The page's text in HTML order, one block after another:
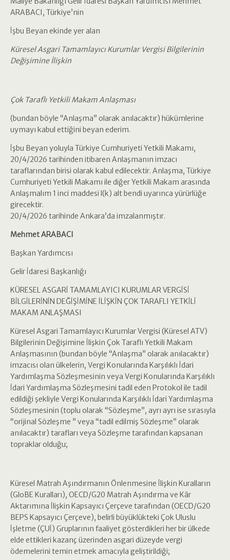
ARABACI, Türkiye’nin
İşbu Beyan ekinde yer alan
Küresel Asgari Tamamlayıcı Kurumlar Vergisi Bilgilerinin
Değişimine İlişkin
Çok Taraflı Yetkili Makam Anlaşması
(bundan böyle “Anlaşma” olarak anılacaktır) hükümlerine
uymayı kabul ettiğini beyan ederim.
İşbu Beyan yoluyla Türkiye Cumhuriyeti Yetkili Makamı,
20/4/2026 tarihinden itibaren Anlaşmanın imzacı
taraflarından birisi olarak kabul edilecektir. Anlaşma, Türkiye
Cumhuriyeti Yetkili Makamı ile diğer Yetkili Makam arasında
Anlaşmalım 1 inci maddesi l(k) alt bendi uyarınca yürürlüğe
girecektir.
20/4/2026 tarihinde Ankara’da imzalanmıştır.
Mehmet ARABACI
Başkan Yardımcısı
Gelir İdaresi Başkanlığı
KÜRESEL ASGARİ TAMAMLAYICI KURUMLAR VERGİSİ
BİLGİLERİNİN DEĞİŞİMİNE İLİŞKİN ÇOK TARAFLI YETKİLİ
MAKAM ANLAŞMASI
Küresel Asgari Tamamlayıcı Kurumlar Vergisi (Küresel ATV)
Bilgilerinin Değişimine İlişkin Çok Taraflı Yetkili Makam
Anlaşmasının (bundan böyle “Anlaşma” olarak anılacaktır)
imzacısı olan ülkelerin, Vergi Konularında Karşılıklı İdari
Yardımlaşma Sözleşmesinin veya Vergi Konularında Karşılıklı
İdari Yardımlaşma Sözleşmesini tadil eden Protokol ile tadil
edildiği şekliyle Vergi Konularında Karşılıklı İdari Yardımlaşma
Sözleşmesinin (toplu olarak “Sözleşme”, ayrı ayrı ise sırasıyla
“orijinal Sözleşme ” veya “tadil edilmiş Sözleşme” olarak
anılacaktır) tarafları veya Sözleşme tarafından kapsanan
topraklar olduğu;
Küresel Matrah Aşındırmanın Önlenmesine İlişkin Kuralların
(GloBE Kuralları), OECD/G20 Matrah Aşındırma ve Kâr
Aktarımına İlişkin Kapsayıcı Çerçeve tarafından (OECD/G20
BEPS Kapsayıcı Çerçeve), belirli büyüklükteki Çok Uluslu
İşletme (ÇUİ) Gruplarının faaliyet gösterdikleri her bir ülkede
elde ettikleri kazanç üzerinden asgari düzeyde vergi
ödemelerini temin etmek amacıyla geliştirildiği;